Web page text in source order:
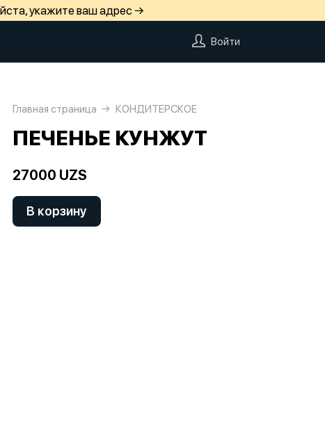
укажите ваш адрес →
Войти
Главная страница КОНДИТЕРСКОЕ
ПЕЧЕНЬЕ КУНЖУТ
27000 UZS
В корзину